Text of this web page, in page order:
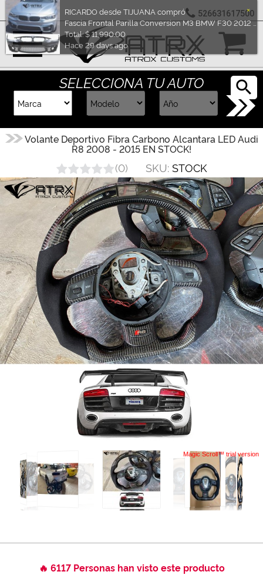
Marcas
Reputación
Cotizador
Contacto
Rastreo-
526631617500
SELECCIONA TU AUTO
Volante Deportivo Fibra Carbono Alcantara LED Audi
R8 2008 - 2015 EN STOCK!
(0) SKU: STOCK
Magic Scroll™ trial version
🔥 6117 Personas han visto este producto
RICARDO desde TIJUANA compró
Fascia Frontal Parilla Conversion M3 BMW F30 2012 - 2019
Total: $ 11,990.00
Hace 29 days ago